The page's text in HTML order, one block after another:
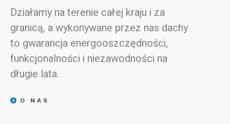
Działamy na terenie całej kraju i za
granicą, a wykonywane przez nas dachy
to gwarancja energooszczędności,
funkcjonalności i niezawodności na
długie lata.
O NAS